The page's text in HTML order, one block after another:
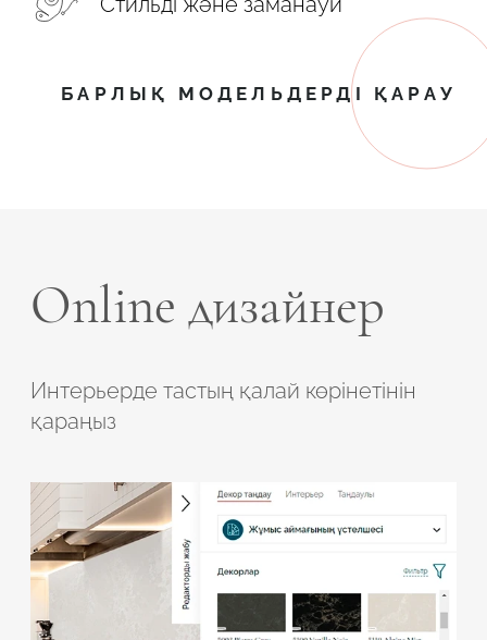
БАРЛЫҚ МОДЕЛЬДЕРДІ ҚАРАУ
Online дизайнер
Интерьерде тастың қалай көрінетінін
қараңыз